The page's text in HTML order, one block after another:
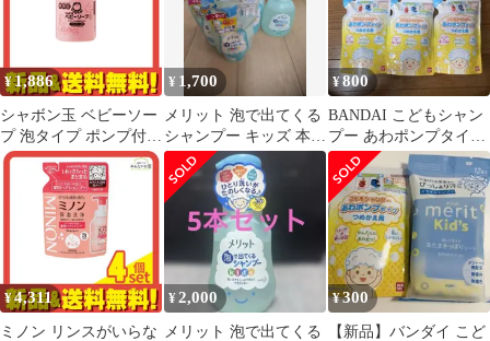
¥1,886
シャボン玉 ベビーソー
プ 泡タイプ ポンプ付き
本体ボトル 450mL
¥ 1,700
メリット 泡で出てくる
シャンプー キッズ 本体
＋詰替5個
¥800
BANDAI こどもシャン
プー あわポンプタイプ
つめかえ用 3個セット
¥4,311
ミノン リンスがいらな
¥2,000
メリット 泡で出てくる
¥300
【新品】バンダイ こど